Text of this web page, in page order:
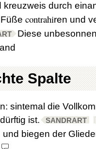
kreuzweis durch
contrahiren und
Diese
Spalte
sintemal die
ist.
SANDRART
und biegen der